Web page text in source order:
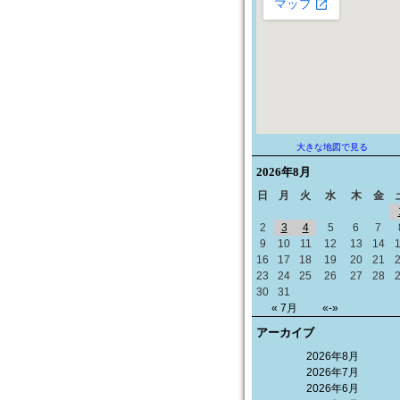
大きな地図で見る
2026年8月
日 月 火 水 木 金
« 7月 «-»
2
3 4 5 6 7
9
10 11 12 13 14
16
17 18 19 20 21
23
24 25 26 27 28
30
31
アーカイブ
2026年8月
2026年7月
2026年6月